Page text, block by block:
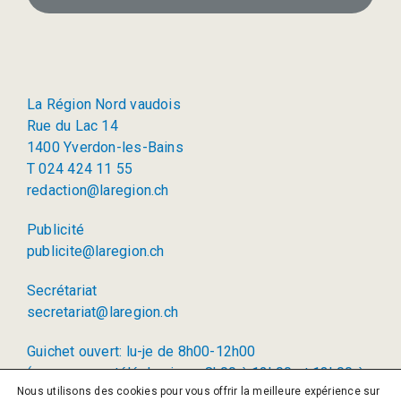
La Région Nord vaudois
Rue du Lac 14
1400 Yverdon-les-Bains
T 024 424 11 55
redaction@laregion.ch
Publicité
publicite@laregion.ch
Secrétariat
secretariat@laregion.ch
Guichet ouvert: lu-je de 8h00-12h00
(permanence téléphonique: 8h00 à 12h00 et 13h00 à
17h00)
Nous utilisons des cookies pour vous offrir la meilleure expérience sur